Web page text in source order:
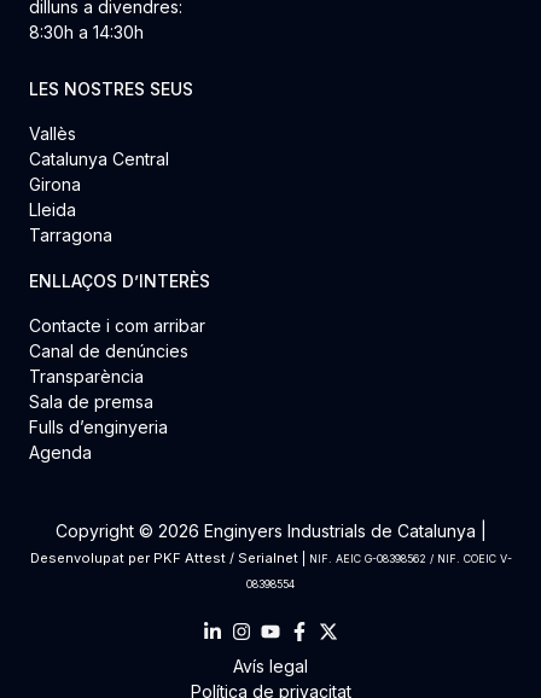
dilluns a divendres:
8:30h a 14:30h
LES NOSTRES SEUS
Vallès
Catalunya Central
Girona
Lleida
Tarragona
ENLLAÇOS D’INTERÈS
Contacte i com arribar
Canal de denúncies
Transparència
Sala de premsa
Fulls d’enginyeria
Agenda
Copyright © 2026 Enginyers Industrials de Catalunya |
Desenvolupat per PKF Attest/ Serialnet|
NIF. AEIC G-08398562 / NIF. COEIC V-
08398554
Avís legal
Política de privacitat